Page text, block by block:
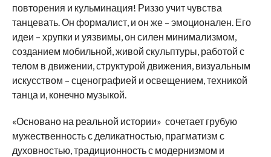
повторения и кульминация! Риззо учит чувства
танцевать. Он формалист, и он же – эмоционален. Его
идеи – хрупки и уязвимы, он силен минимализмом,
созданием мобильной, живой скульптуры, работой с
телом в движении, структурой движения, визуальным
искусством – сценографией и освещением, техникой
танца и, конечно музыкой.
«Основано на реальной истории» сочетает грубую
мужественность с деликатностью, прагматизм с
духовностью, традиционность с модернизмом и